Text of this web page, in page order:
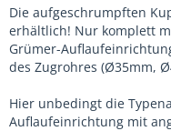
Die aufgeschrumpften
erhältlich! Nur komplett
Grümer-
des Zugrohres (Ø35mm,
Hier unbedingt die
Auflaufeinrichtung mit